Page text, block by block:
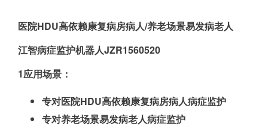
医院HDU高依赖康复病房病人/养老场景易发病老人
江智病症监护机器人JZR1560520
1应用场景：
专对医院HDU高依赖康复病房病人病症监护
专对养老场景易发病老人病症监护